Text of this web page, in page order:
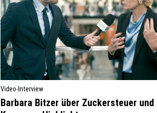
Video-Interview
Barbara Bitzer über Zuckersteuer und